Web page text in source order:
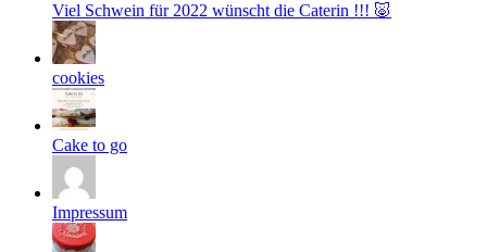
Viel Schwein für 2022 wünscht die Caterin !!! 🐷
cookies
Cake to go
Impressum